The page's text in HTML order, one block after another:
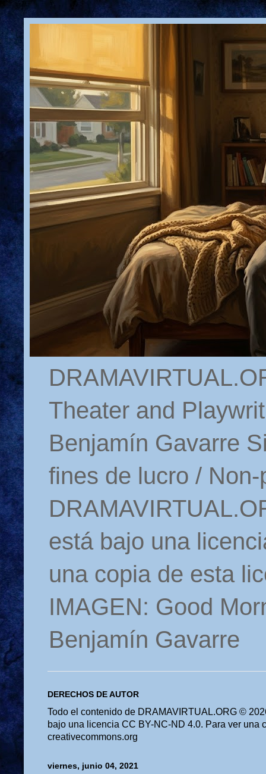
Theater and
Benjamín Gavarre
fines de lucro /
está bajo una
una copia de esta
IMAGEN: Good
Benjamín Gavarre
DERECHOS DE AUTOR
Todo el contenido de DRAMAVIRTUAL.ORG ©
bajo una licencia CC BY-NC-ND 4.0. Para ver una
creativecommons.org
viernes, junio 04, 2021